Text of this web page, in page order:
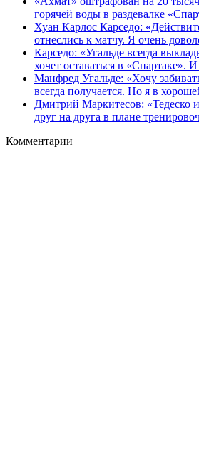
горячей воды в раздевалке
Хуан Карлос Карседо:
отнеслись к матчу. Я очень
Карседо: «Угальде всегда
хочет оставаться в «Спартаке».
Манфред Угальде: «Хочу
всегда получается. Но я в
Дмитрий Маркитесов: «Тедеско
друг на друга в плане
Комментарии